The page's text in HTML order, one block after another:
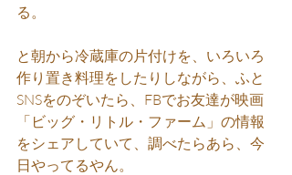
る。
と朝から冷蔵庫の片付けを、いろいろ
作り置き料理をしたりしながら、ふと
SNSをのぞいたら、FBでお友達が映画
「ビッグ・リトル・ファーム」の情報
をシェアしていて、調べたらあら、今
日やってるやん。